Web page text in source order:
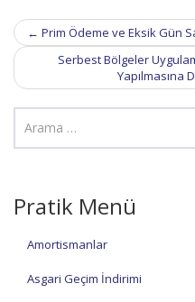
Post
navigation
← Prim Ödeme ve Eksik Gün
Serbest Bölgeler
Yapılmasına
Pratik Menü
Amortismanlar
Asgari Geçim İndirimi